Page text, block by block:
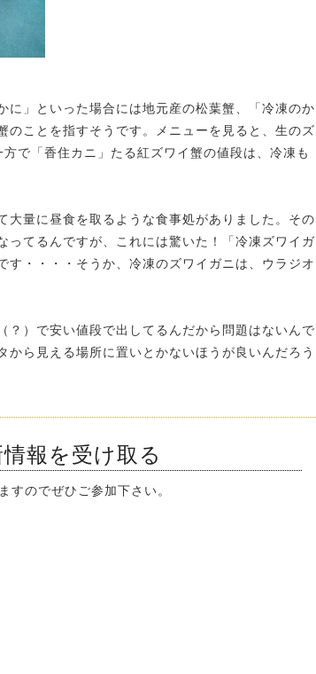
」といった場合には地元産の松葉蟹、「冷凍のか
ことを指すそうです。メニューを見ると、生のズ
で「香住カニ」たる紅ズワイ蟹の値段は、冷凍も
量に昼食を取るような食事処がありました。その
てるんですが、これには驚いた！「冷凍ズワイガ
・・・・そうか、冷凍のズワイガニは、ウラジオ
？）で安い値段で出してるんだから問題はないんで
ら見える場所に置いとかないほうが良いんだろう
報を受け取る
のでぜひご参加下さい。